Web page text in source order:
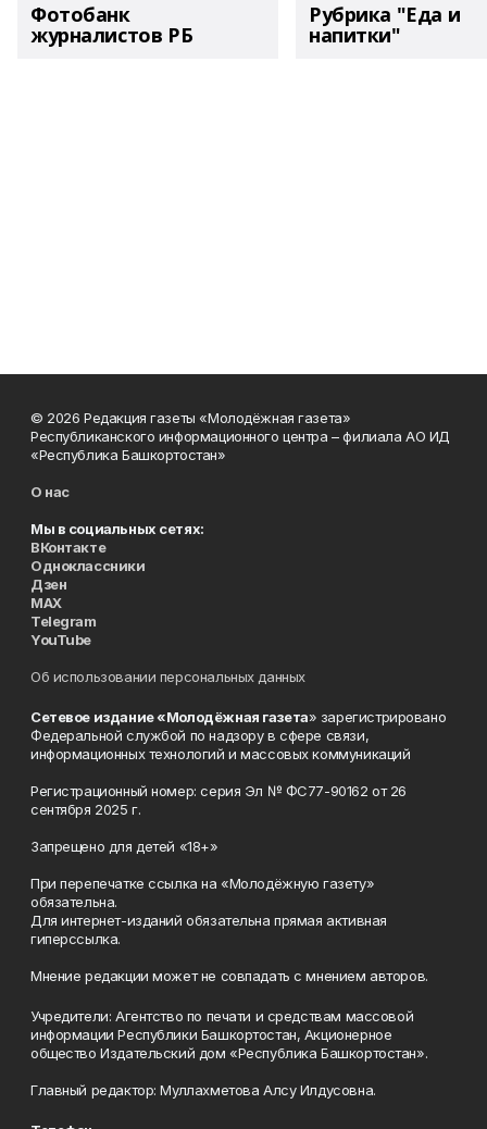
Фотобанк
журналистов РБ
Рубрика "Еда и
напитки"
© 2026 Редакция газеты «Молодёжная газета»
Республиканского информационного центра – филиала АО ИД
«Республика Башкортостан»
О нас
Мы в социальных сетях:
ВКонтакте
Одноклассники
Дзен
MAX
Telegram
YouTube
Об использовании персональных данных
Сетевое издание «Молодёжная газета» зарегистрировано
Федеральной службой по надзору в сфере связи,
информационных технологий и массовых коммуникаций
Регистрационный номер: серия Эл № ФС77-90162 от 26
сентября 2025 г.
Запрещено для детей «18+»
При перепечатке ссылка на «Молодёжную газету»
обязательна.
Для интернет-изданий обязательна прямая активная
гиперссылка.
Мнение редакции может не совпадать с мнением авторов.
Учредители: Агентство по печати и средствам массовой
информации Республики Башкортостан, Акционерное
общество Издательский дом «Республика Башкортостан».
Главный редактор: Муллахметова Алсу Илдусовна.